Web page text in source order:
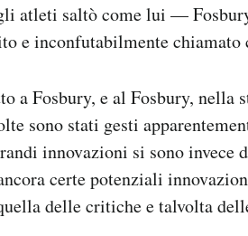
atleti saltò come lui —
e inconfutabilmente chiamato
a Fosbury, e al Fosbury, nella
sono stati gesti
innovazioni si sono invece
certe potenziali
delle critiche e talvolta